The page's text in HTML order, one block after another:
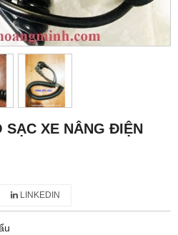
SẠC XE NÂNG ĐIỆN
LINKEDIN